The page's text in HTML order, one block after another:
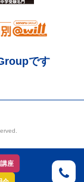
座
です